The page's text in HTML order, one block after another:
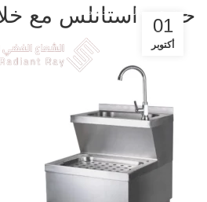
عروض حصرية للشركات خصم 30%
حوض استانلس مع
01
أكتوبر